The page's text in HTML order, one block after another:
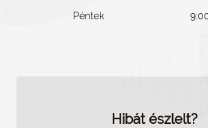
Péntek
Hibát észlelt?